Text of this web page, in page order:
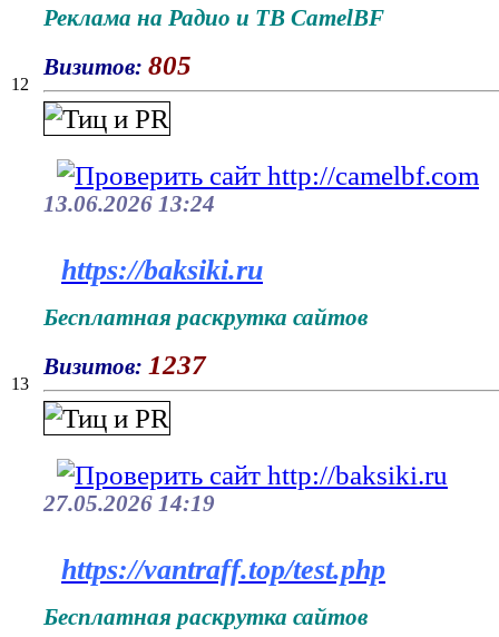
12
Реклама на Радио и ТВ CamelBF
Визитов: 805
13.06.2026 13:24
13
https://baksiki.ru
Бесплатная раскрутка сайтов
Визитов: 1237
27.05.2026 14:19
https://vantraff.top/test.php
Бесплатная раскрутка сайтов